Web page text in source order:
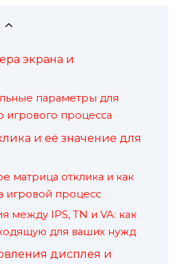
экрана и
параметры для
игрового процесса
и её значение для
матрица отклика и как
игровой процесс
между IPS, TN и VA: как
для ваших нужд
дисплея и